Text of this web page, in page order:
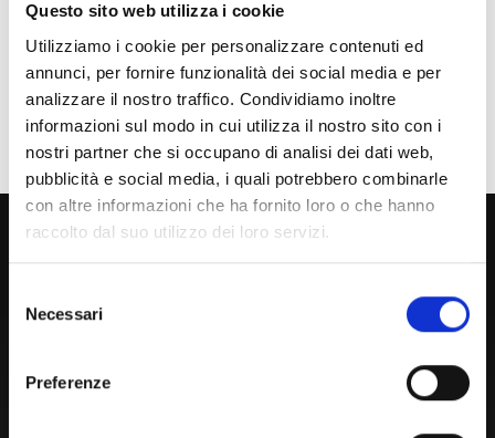
Questo sito web utilizza i cookie
Utilizziamo i cookie per personalizzare contenuti ed
annunci, per fornire funzionalità dei social media e per
analizzare il nostro traffico. Condividiamo inoltre
informazioni sul modo in cui utilizza il nostro sito con i
nostri partner che si occupano di analisi dei dati web,
pubblicità e social media, i quali potrebbero combinarle
con altre informazioni che ha fornito loro o che hanno
raccolto dal suo utilizzo dei loro servizi.
delNecessari
Preferenze
Personale
Ente o Impresa
800 453 444
Lun. - Ven. dalle 09:00 alle 18:00 e Sab. dalle 9:00 alle 13:00
Portale Amministrazione Trasparente (PAT in fase di